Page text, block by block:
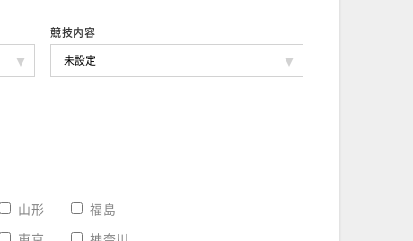
競技内容
山形 福島